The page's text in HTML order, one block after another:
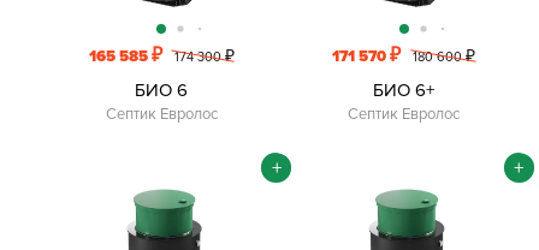
165 585₽ 174 300₽
БИО 6
Септик Евролос
171 570₽ 180 600₽
БИО 6+
Септик Евролос
+ +